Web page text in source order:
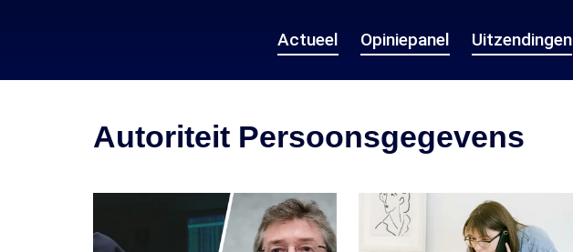
Actueel Opiniepanel Uitzendingen
Autoriteit Persoonsgegevens